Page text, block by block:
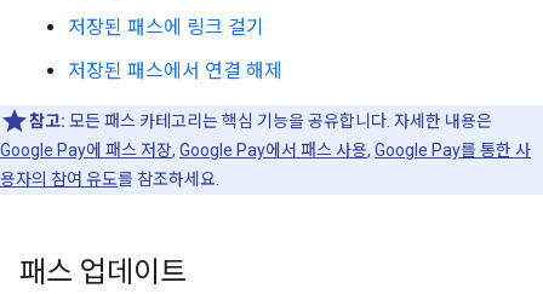
저장된 패스에 링크 걸기
저장된 패스에서 연결 해제
참고: 모든 패스 카테고리는 핵심 기능을 공유합니다. 자세한 내용은
Google Pay에 패스 저장, Google Pay에서 패스 사용, Google Pay를 통한 사
용자의 참여 유도를 참조하세요.
패스 업데이트